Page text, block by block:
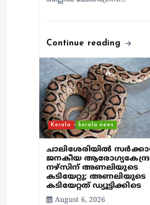
Continue reading
Kerala kerala news
ചാലിശേരിയില്‍
ജനകീയ
നഴ്സിന് അണലിയുടെ
കടിയേറ്റു; അണലിയുടെ
കടിയേറ്റത് ഡ്യൂട്ടിക്കിടെ
August 6, 2026